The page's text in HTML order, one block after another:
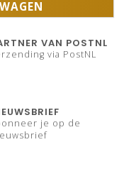
VAN POSTNL
via PostNL
je op de